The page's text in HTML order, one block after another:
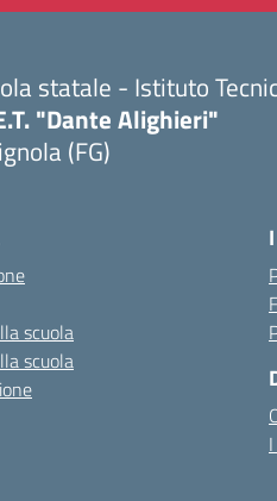
statale - Istituto
"Dante Alighieri"
(FG)
scuola
scuola